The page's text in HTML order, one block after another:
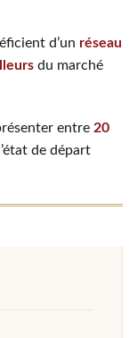
d’un réseau
du marché
entre 20
de départ